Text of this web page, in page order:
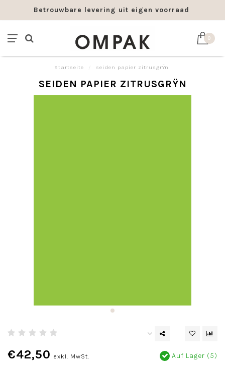
Betrouwbare levering uit eigen voorraad
0
Startseite seiden papier zitrusgrŸn
SEIDEN PAPIER ZITRUSGRŸN
€42,50 exkl. MwSt. Auf Lager (5)